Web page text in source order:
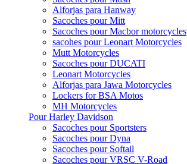
Alforjas para Hanway
Sacoches pour Mitt
Sacoches pour Macbor motorcycles
sacohes pour Leonart Motorcycles
Mutt Motorcycles
Sacoches pour DUCATI
Leonart Motorcycles
Alforjas para Jawa Motorcycles
Lockers for BSA Motos
MH Motorcycles
Pour Harley Davidson
Sacoches pour Sportsters
Sacoches pour Dyna
Sacoches pour Softail
Sacoches pour VRSC V-Road